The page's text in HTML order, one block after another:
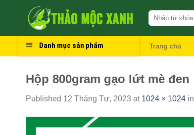
Danh mục sản phẩm Trang chủ
Hộp 800gram gạo lứt mè đen
Published 12 Tháng Tư, 2023 at 1024 × 1024 in